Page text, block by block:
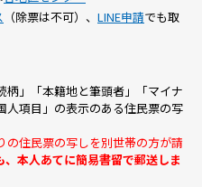
（除票は不可）、 LINE申請でも取
」「本籍地と筆頭者」「マイナ
人項目」の表示のある住民票の写
の住民票の写しを別世帯の方が請
、本人あてに簡易書留で郵送しま